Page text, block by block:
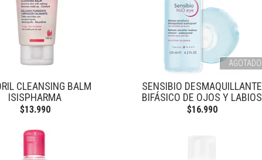
CLEANSING BALM
ISISPHARMA
$13.990
AGOTADO
SENSIBIO DESMAQUILLANTE
BIFÁSICO DE OJOS Y LABIOS
$16.990